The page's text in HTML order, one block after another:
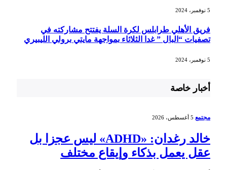
فريق الأهلي طرابلس لكرة السلة يفتتح مشاركته في
تصفيات “البال ” غدا الثلاثاء بمواجهة مايتي برولي الليبيري
أخبار خاصة
مجتمع 5 أغسطس، 2026
خالد رغدان: «ADHD» ليس عجزا بل
عقل يعمل بذكاء وإيقاع مختلف